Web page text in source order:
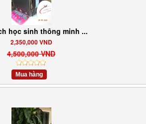
học sinh thông minh ...
2,350,000 VND
4,500,000 VND
Mua hàng